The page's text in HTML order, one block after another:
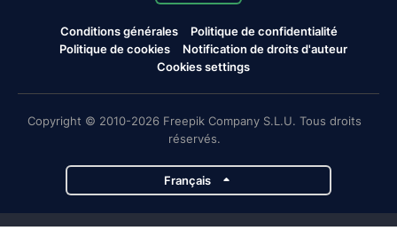
Conditions générales
Politique de confidentialité
Politique de cookies
Notification de droits d'auteur
Cookies settings
Copyright © 2010-2026 Freepik Company S.L.U. Tous droits
réservés.
Français